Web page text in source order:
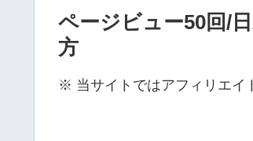
ページビュー50回/
方
※ 当サイトではアフィリエイ